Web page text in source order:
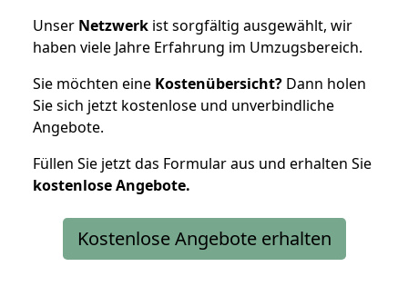
Unser Netzwerk ist sorgfältig ausgewählt, wir
haben viele Jahre Erfahrung im Umzugsbereich.
Sie möchten eine Kostenübersicht? Dann holen
Sie sich jetzt kostenlose und unverbindliche
Angebote.
Füllen Sie jetzt das Formular aus und erhalten Sie
kostenloseAngebote.
Kostenlose Angebote erhalten